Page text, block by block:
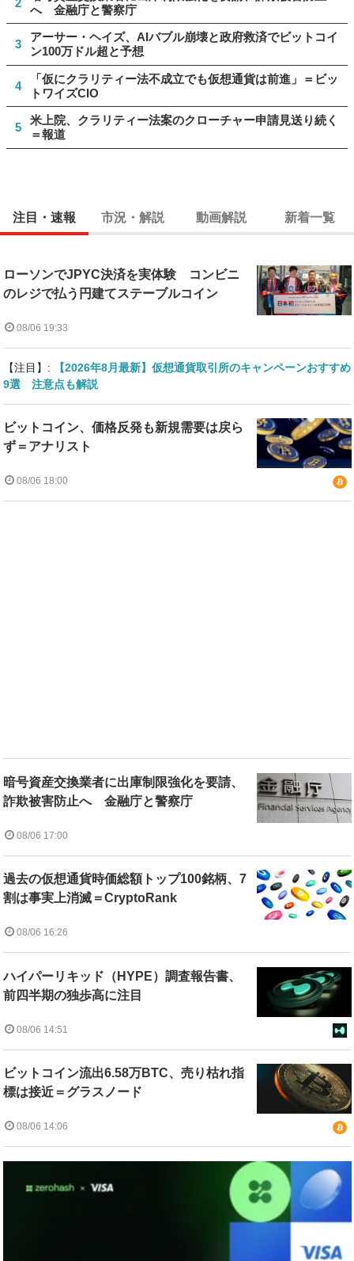
へ 金融庁と警察庁
3
アーサー・ヘイズ、AIバブル崩壊と政府救済でビットコイ
ン100万ドル超と予想
4
「仮にクラリティー法不成立でも仮想通貨は前進」＝ビッ
トワイズCIO
5
米上院、クラリティー法案のクローチャー申請見送り続く
＝報道
注目・速報 市況・解説 動画解説 新着一覧
ローソンでJPYC決済を実体験 コンビニ
のレジで払う円建てステーブルコイン
08/06 19:33
【注目】:
【2026年8月最新】仮想通貨取引所のキャンペーンおすすめ
9選 注意点も解説
ビットコイン、価格反発も新規需要は戻ら
ず＝アナリスト
08/06 18:00
暗号資産交換業者に出庫制限強化を要請、
詐欺被害防止へ 金融庁と警察庁
08/06 17:00
過去の仮想通貨時価総額トップ100銘柄、7
割は事実上消滅＝CryptoRank
08/06 16:26
ハイパーリキッド（HYPE）調査報告書、
前四半期の独歩高に注目
08/06 14:51
ビットコイン流出6.58万BTC、売り枯れ指
標は接近＝グラスノード
08/06 14:06